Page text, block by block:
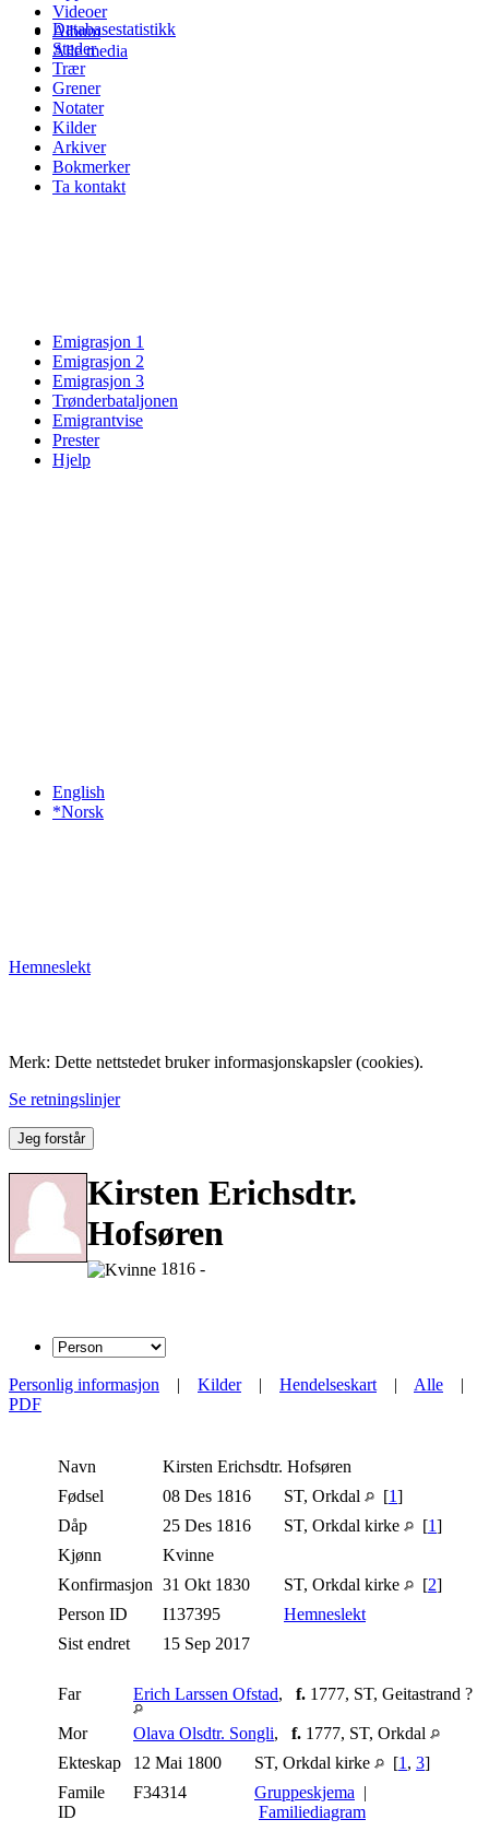
Videoer
Album
Alle media
Databasestatistikk
Steder
Trær
Grener
Notater
Kilder
Arkiver
Bokmerker
Ta kontakt
Emigrasjon 1
Emigrasjon 2
Emigrasjon 3
Trønderbataljonen
Emigrantvise
Prester
Hjelp
English
*Norsk
Hemneslekt
Merk: Dette nettstedet bruker informasjonskapsler (cookies).
Se retningslinjer
Jeg forstår
Kirsten Erichsdtr.
Hofsøren
1816 -
Personlig informasjon | Kilder| Hendelseskart| Alle |
PDF
Navn Kirsten Erichsdtr. Hofsøren
Fødsel
08 Des 1816 ST, Orkdal [1]
Dåp
25 Des 1816 ST, Orkdal kirke [1]
Kjønn
Kvinne
Konfirmasjon 31 Okt 1830 ST, Orkdal kirke [2]
Person ID
I137395
Hemneslekt
Sist endret
15 Sep 2017
Far Erich Larssen Ofstad, f. 1777, ST, Geitastrand ?
Mor Olava Olsdtr. Songli, f. 1777, ST, Orkdal
Ekteskap
12 Mai 1800 ST, Orkdal kirke [1, 3]
Famile
ID
F34314 Gruppeskjema |
Familiediagram